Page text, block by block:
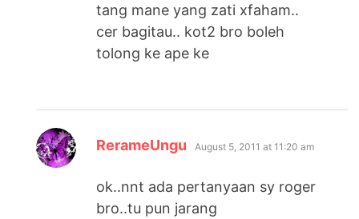
tang mane yang zati xfaham..
cer bagitau.. kot2 bro boleh
tolong ke ape ke
RerameUngu says:
August 5, 2011 at 11:20 am
ok..nnt ada pertanyaan sy roger
bro..tu pun jarang